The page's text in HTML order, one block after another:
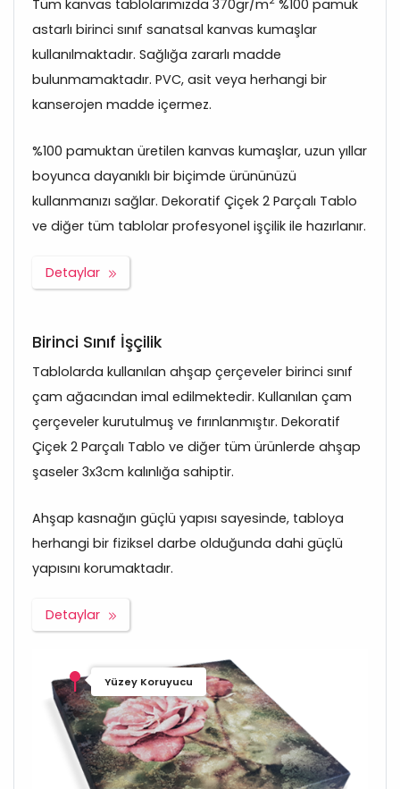
Tüm kanvas tablolarımızda 370gr/m %100 pamuk
astarlı birinci sınıf sanatsal kanvas kumaşlar
kullanılmaktadır. Sağlığa zararlı madde
bulunmamaktadır. PVC, asit veya herhangi bir
kanserojen madde içermez.
%100 pamuktan üretilen kanvas kumaşlar, uzun yıllar
boyunca dayanıklı bir biçimde ürününüzü
kullanmanızı sağlar. Dekoratif Çiçek 2 Parçalı Tablo
ve diğer tüm tablolar profesyonel işçilik ile hazırlanır.
Detaylar
Birinci Sınıf İşçilik
Tablolarda kullanılan ahşap çerçeveler birinci sınıf
çam ağacından imal edilmektedir. Kullanılan çam
çerçeveler kurutulmuş ve fırınlanmıştır. Dekoratif
Çiçek 2 Parçalı Tablo ve diğer tüm ürünlerde ahşap
şaseler 3x3cm kalınlığa sahiptir.
Ahşap kasnağın güçlü yapısı sayesinde, tabloya
herhangi bir fiziksel darbe olduğunda dahi güçlü
yapısını korumaktadır.
Detaylar
Yüzey Koruyucu